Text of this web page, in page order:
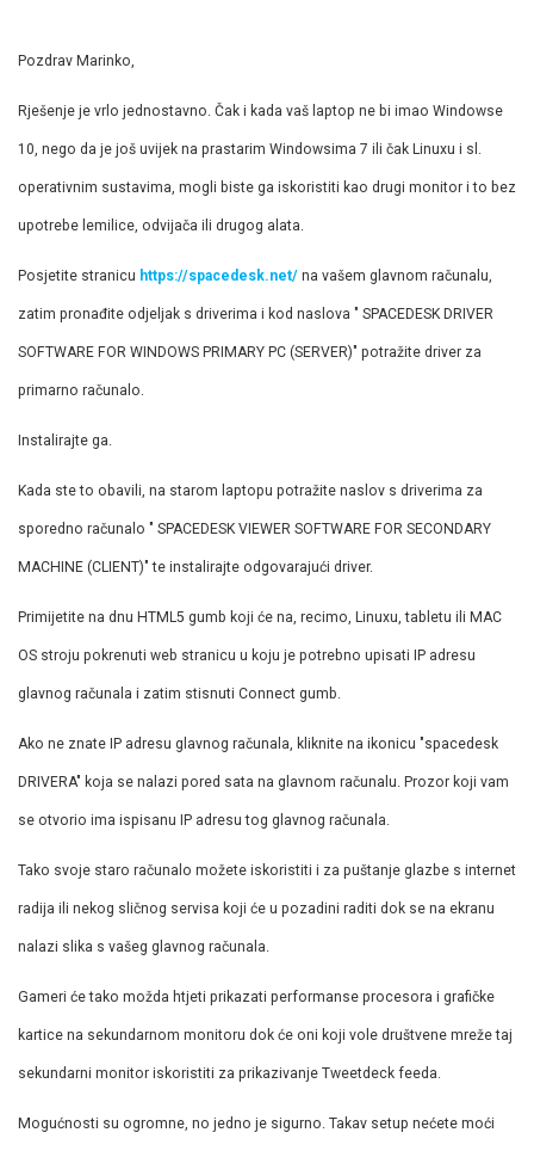
Pozdrav Marinko,
Rješenje je vrlo jednostavno. Čak i kada vaš laptop ne bi imao Windowse
10, nego da je još uvijek na prastarim Windowsima 7 ili čak Linuxu i sl.
operativnim sustavima, mogli biste ga iskoristiti kao drugi monitor i to bez
upotrebe lemilice, odvijača ili drugog alata.
Posjetite stranicu https://spacedesk.net/ na vašem glavnom računalu,
zatim pronađite odjeljak s driverima i kod naslova " SPACEDESK DRIVER
SOFTWARE FOR WINDOWS PRIMARY PC (SERVER)" potražite driver za
primarno računalo.
Instalirajte ga.
Kada ste to obavili, na starom laptopu potražite naslov s driverima za
sporedno računalo " SPACEDESK VIEWER SOFTWARE FOR SECONDARY
MACHINE (CLIENT)" te instalirajte odgovarajući driver.
Primijetite na dnu HTML5 gumb koji će na, recimo, Linuxu, tabletu ili MAC
OS stroju pokrenuti web stranicu u koju je potrebno upisati IP adresu
glavnog računala i zatim stisnuti Connect gumb.
Ako ne znate IP adresu glavnog računala, kliknite na ikonicu "spacedesk
DRIVERA" koja se nalazi pored sata na glavnom računalu. Prozor koji vam
se otvorio ima ispisanu IP adresu tog glavnog računala.
Tako svoje staro računalo možete iskoristiti i za puštanje glazbe s internet
radija ili nekog sličnog servisa koji će u pozadini raditi dok se na ekranu
nalazi slika s vašeg glavnog računala.
Gameri će tako možda htjeti prikazati performanse procesora i grafičke
kartice na sekundarnom monitoru dok će oni koji vole društvene mreže taj
sekundarni monitor iskoristiti za prikazivanje Tweetdeck feeda.
Mogućnosti su ogromne, no jedno je sigurno. Takav setup nećete moći